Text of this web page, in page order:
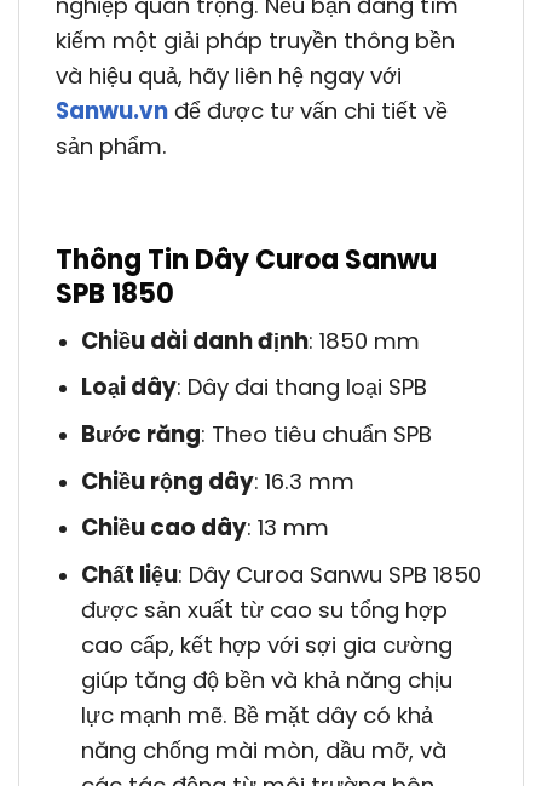
kiếm một giải pháp truyền thông bền
và hiệu quả, hãy liên hệ ngay với
Sanwu.vn để được tư vấn chi tiết về
sản phẩm.
Thông Tin Dây Curoa Sanwu
SPB 1850
Chiều dài danh định: 1850 mm
Loại dây: Dây đai thang loại SPB
Bước răng: Theo tiêu chuẩn SPB
Chiều rộng dây: 16.3 mm
Chiều cao dây: 13 mm
Chất liệu: Dây Curoa Sanwu SPB 1850
được sản xuất từ cao su tổng hợp
cao cấp, kết hợp với sợi gia cường
giúp tăng độ bền và khả năng chịu
lực mạnh mẽ. Bề mặt dây có khả
năng chống mài mòn, dầu mỡ, và